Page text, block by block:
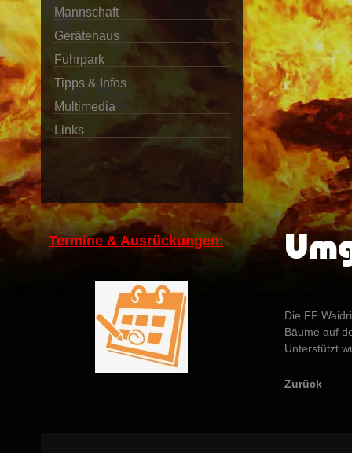
Mannschaft
Gerätehaus
Fuhrpark
Tipps & Infos
Multimedia
Links
Termine & Ausrückungen:
Die FF
Bäume auf
Unterstützt
Zurück